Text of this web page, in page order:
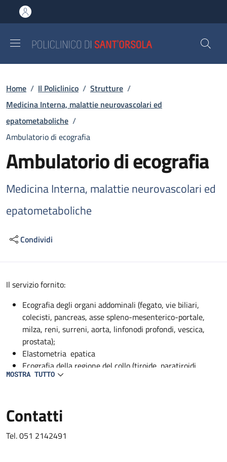
al contenuto principale
to footer content
Briciole di pane
Home / Il Policlinico / Strutture /
Medicina Interna, malattie neurovascolari ed
epatometaboliche /
Ambulatorio di ecografia
Ambulatorio di ecografia
Medicina Interna, malattie neurovascolari ed
epatometaboliche
Condividi
Descrizione
Il servizio fornito:
Ecografia degli organi addominali (fegato, vie biliari,
colecisti, pancreas, asse spleno-mesenterico-portale,
milza, reni, surreni, aorta, linfonodi profondi, vescica,
prostata);
Elastometria epatica
Ecografia della regione del collo (tiroide, paratiroidi,
ghiandole sottomandibolari, parotidi);
arteria epatica, arteria mesenterica superiore, arteria
EcocolorDoppler dei vasi del collo (carotidi, vertebrali,
MOSTRA TUTTO
Contatti
Tel. 051 2142491